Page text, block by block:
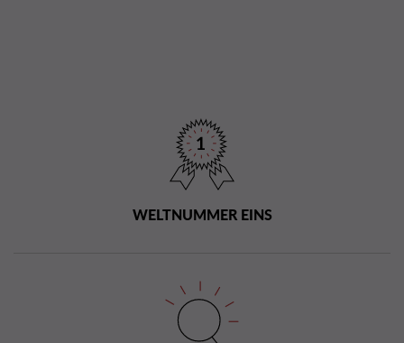
WELTNUMMER EINS